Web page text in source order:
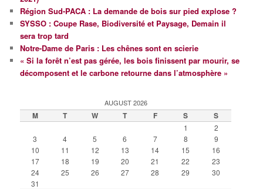
Région Sud-PACA : La demande de bois sur pied explose ?
SYSSO : Coupe Rase, Biodiversité et Paysage, Demain il
sera trop tard
Notre-Dame de Paris : Les chênes sont en scierie
« Si la forêt n’est pas gérée, les bois finissent par mourir, se
décomposent et le carbone retourne dans l’atmosphère »
AUGUST 2026
M T W T F S S
1
2
3
4 5 6 7 8
9
10
11 12 13 14 15
16
17
18 19 20 21 22
23
24
25 26 27 28 29
30
31